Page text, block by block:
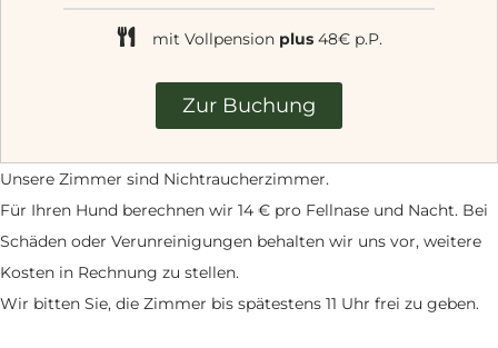
mit Vollpension plus48€ p.P.
Zur Buchung
Unsere Zimmer sind Nichtraucherzimmer.
Für Ihren Hund berechnen wir 14 € pro Fellnase und Nacht. Bei
Schäden oder Verunreinigungen behalten wir uns vor, weitere
Kosten in Rechnung zu stellen.
Wir bitten Sie, die Zimmer bis spätestens 11 Uhr frei zu geben.